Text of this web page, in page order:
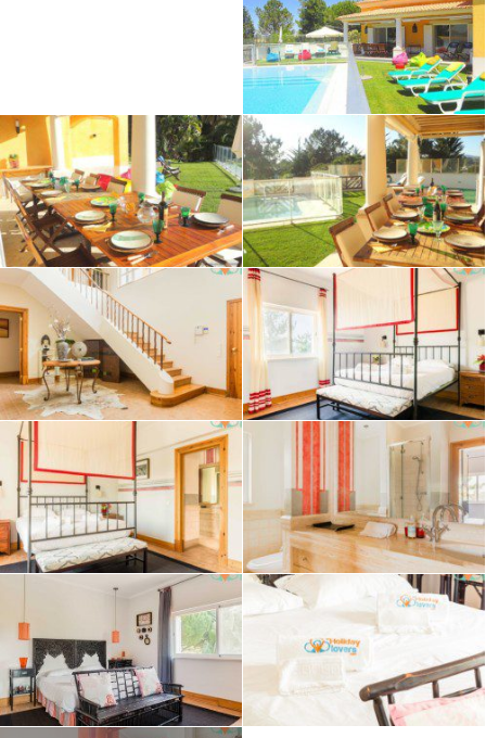
Por favor, note que um depósito de segurança de 1000€ será
exigido no momento do check-in (ou cartão de crédito)
Interação
O check-in é feito na nossa recepção em Soltroia, onde a nossa
equipa está sediada. Disponíveis todos os dias durante a sua
estadia — para tudo o que precisar.
Vizinhança
Para quem não conhece Soltroia é uma zona extremamente
exclusiva e tranquila, dividida entre o rio e o oceano Atlântico,
em que ambos os lados estão servidos com uma ampla praia de
areia branca e águas calmas. Na urbanização, encontra um
mini mercado e um café, e nas suas proximidades encontra um
campo de golfe, uma marina, o casino, ruínas romanas, muitos
restaurantes, etc.
Pode encontrar toda a informação num Guia que fornecemos
após a conclusão da reserva.
Acesso
As nossas casas estão localizadas em Soltroia que ficam a 7
minutos de carro de Tróia e a 15 minutos de carro da Comporta.
Pode chegar até nós apanhando o ferry em Setúbal (cerca de
21€ para um carro e uma pessoa) ou percorrendo uma
península (cerca de 1 hora de carro). O aeroporto de Lisboa fica a
apenas 1h30 de distância, se precisar de ajuda com o transfer,